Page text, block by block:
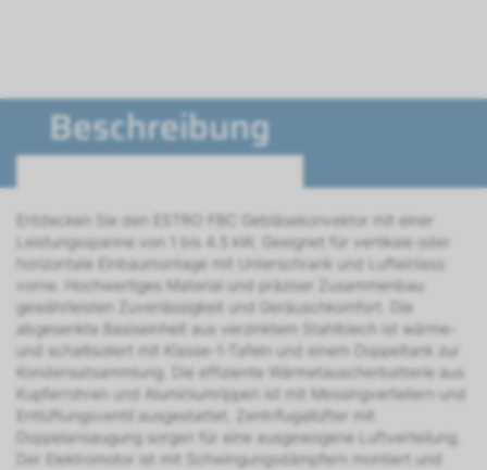
Beschreibung
Entdecken Sie den ESTRO FBC Gebläsekonvektor mit einer
Leistungsspanne von 1 bis 4.5 kW. Geeignet für vertikale oder
horizontale Einbaumontage mit Unterschrank und Lufteinlass
vorne. Hochwertiges Material und präziser Zusammenbau
gewährleisten Zuverlässigkeit und Geräuschkomfort. Die
abgesenkte Basiseinheit aus verzinktem Stahlblech ist wärme-
und schallisoliert mit Klasse-1-Tafeln und einem Doppeltank zur
Kondensatsammlung. Die effiziente Wärmetauscherbatterie aus
Kupferrohren und Aluminiumrippen ist mit Messingverteilern und
Entlüftungsventil ausgestattet. Zentrifugallüfter mit
Doppelansaugung sorgen für eine ausgewogene Luftverteilung.
Der Elektromotor ist mit Schwingungsdämpfern montiert und